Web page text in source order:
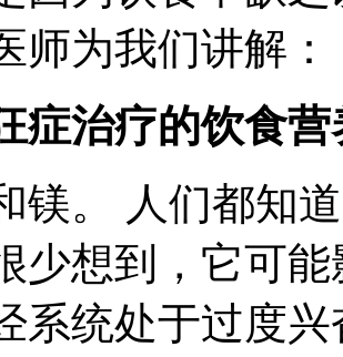
师为我们讲解：
治疗的饮食营
。 人们都知道
少想到，它可
系统处于过度